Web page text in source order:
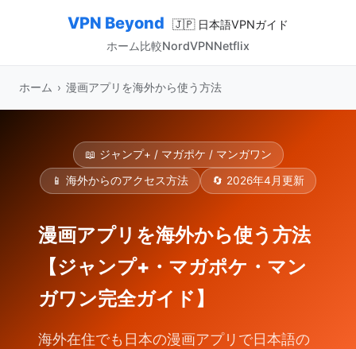
VPN Beyond
🇯🇵 日本語VPNガイド
ホーム比較NordVPNNetflix
ホーム › 漫画アプリを海外から使う方法
📖 ジャンプ+ / マガポケ / マンガワン
📱 海外からのアクセス方法 🔄 2026年4月更新
漫画アプリを海外から使う方法
【ジャンプ+・マガポケ・マン
ガワン完全ガイド】
海外在住でも日本の漫画アプリで日本語の